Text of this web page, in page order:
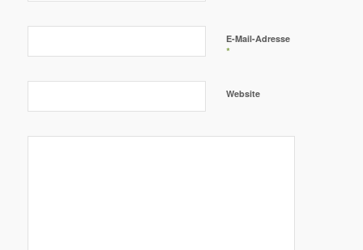
E-Mail-Adresse
*
Website